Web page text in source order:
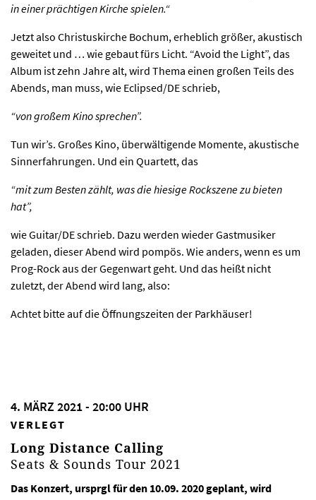
in einer prächtigen Kirche spielen.“
Jetzt also Christuskirche Bochum, erheblich größer, akustisch
geweitet und … wie gebaut fürs Licht. “Avoid the Light”, das
Album ist zehn Jahre alt, wird Thema einen großen Teils des
Abends, man muss, wie Eclipsed/DE schrieb,
“von großem Kino sprechen”.
Tun wir’s. Großes Kino, überwältigende Momente, akustische
Sinnerfahrungen. Und ein Quartett, das
“mit zum Besten zählt, was die hiesige Rockszene zu bieten
hat”,
wie Guitar/DE schrieb. Dazu werden wieder Gastmusiker
geladen, dieser Abend wird pompös. Wie anders, wenn es um
Prog-Rock aus der Gegenwart geht. Und das heißt nicht
zuletzt, der Abend wird lang, also:
Achtet bitte auf die Öffnungszeiten der Parkhäuser!
4. MÄRZ 2021 - 20:00 UHR
VERLEGT
Long Distance Calling
Seats & Sounds Tour 2021
Das Konzert, ursprgl für den 10.09. 2020 geplant, wird